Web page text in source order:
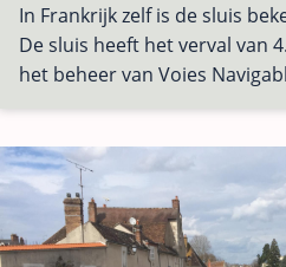
In Frankrijk zelf is de sluis
De sluis heeft het verval van
het beheer van Voies